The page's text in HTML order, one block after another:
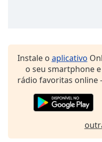
Escape
Instale o aplicativo
o seu smartphone
rádio favoritas online